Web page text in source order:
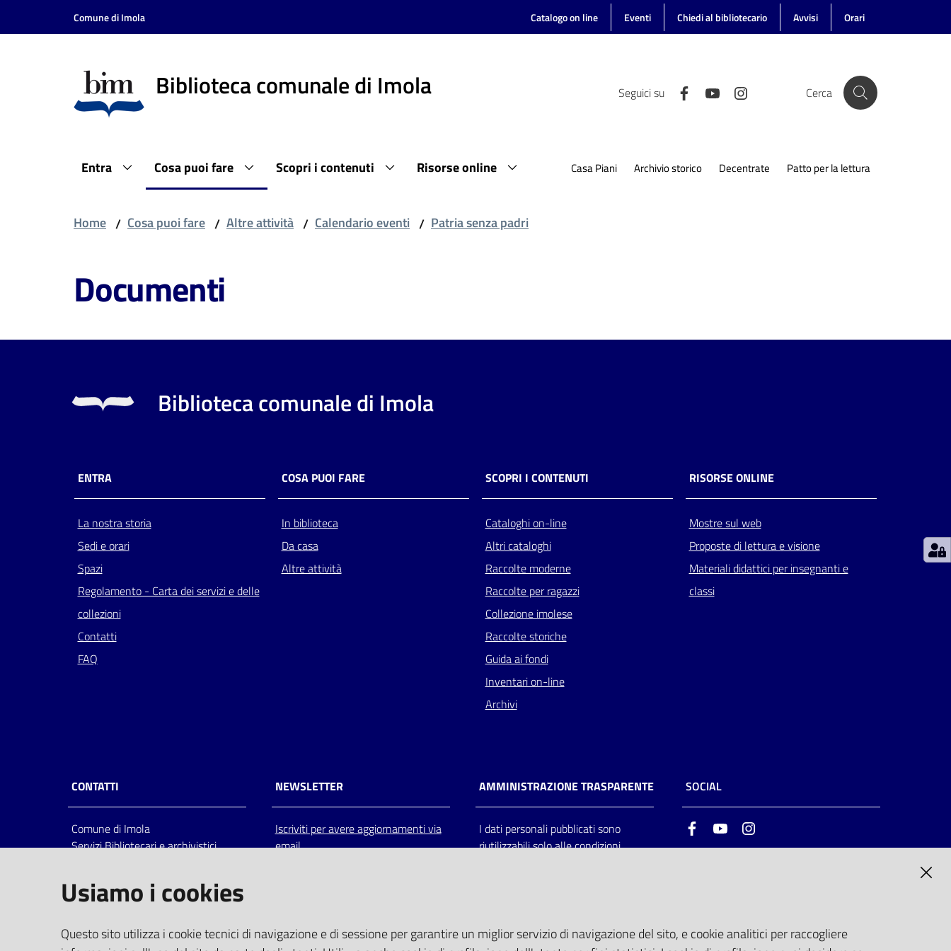
Vai al contenuto
Vai alla navigazione
Comune di Imola Catalogo on line Eventi Chiedi al bibliotecario Avvisi Orari
Biblioteca comunale di Imola Seguici su Cerca
Entra Cosa puoi fare Scopri i contenuti Risorse online Casa Piani Archivio storico Decentrate Patto per la lettura
Home / Cosa puoi fare / Altre attività / Calendario eventi / Patria senza padri
Documenti
Biblioteca comunale di Imola
ENTRA
La nostra storia
Sedi e orari
Spazi
Regolamento - Carta dei servizi e delle
collezioni
Contatti
FAQ
COSA PUOI FARE
In biblioteca
Da casa
Altre attività
SCOPRI I CONTENUTI
Cataloghi on-line
Altri cataloghi
Raccolte moderne
Raccolte per ragazzi
Collezione imolese
Raccolte storiche
Guida ai fondi
Inventari on-line
Archivi
RISORSE ONLINE
Mostre sul web
Proposte di lettura e visione
Materiali didattici per insegnanti e
classi
CONTATTI
Comune di Imola
Servizi Bibliotecari e archivistici
Italia
centralino: tel 0542.6026.36 fax
bim@comune.imola.bo.it
PEC
NEWSLETTER
Iscriviti per avere aggiornamenti via
email
AMMINISTRAZIONE TRASPARENTE
I dati personali pubblicati sono
riutilizzabili solo alle condizioni
SOCIAL
FacebookYoutube
Usiamo i cookies
Questo sito utilizza i cookie tecnici di navigazione e di sessione per garantire un miglior servizio di navigazione del sito, e cookie analitici per raccogliere